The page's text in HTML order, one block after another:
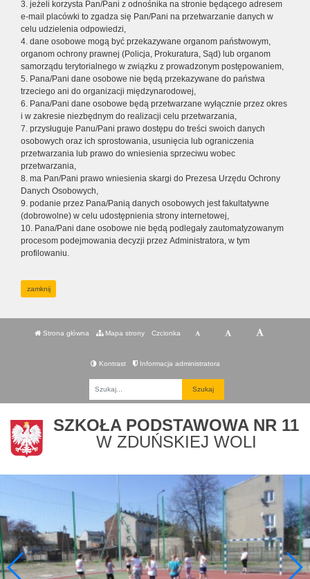
3. jeżeli korzysta Pan/Pani z odnośnika na stronie będącego adresem
e-mail placówki to zgadza się Pan/Pani na przetwarzanie danych w
celu udzielenia odpowiedzi,
4. dane osobowe mogą być przekazywane organom państwowym,
organom ochrony prawnej (Policja, Prokuratura, Sąd) lub organom
samorządu terytorialnego w związku z prowadzonym postępowaniem,
5. Pana/Pani dane osobowe nie będą przekazywane do państwa
trzeciego ani do organizacji międzynarodowej,
6. Pana/Pani dane osobowe będą przetwarzane wyłącznie przez okres
i w zakresie niezbędnym do realizacji celu przetwarzania,
7. przysługuje Panu/Pani prawo dostępu do treści swoich danych
osobowych oraz ich sprostowania, usunięcia lub ograniczenia
przetwarzania lub prawo do wniesienia sprzeciwu wobec
przetwarzania,
8. ma Pan/Pani prawo wniesienia skargi do Prezesa Urzędu Ochrony
Danych Osobowych,
9. podanie przez Pana/Panią danych osobowych jest fakultatywne
(dobrowolne) w celu udostępnienia strony internetowej,
10. Pana/Pani dane osobowe nie będą podlegały zautomatyzowanym
procesom podejmowania decyzji przez Administratora, w tym
profilowaniu.
zamknij
Strona główna Mapa strony Czcionka
Kontrast Informacja administratora
SZKOŁA PODSTAWOWA NR 11
W ZDUŃSKIEJ WOLI